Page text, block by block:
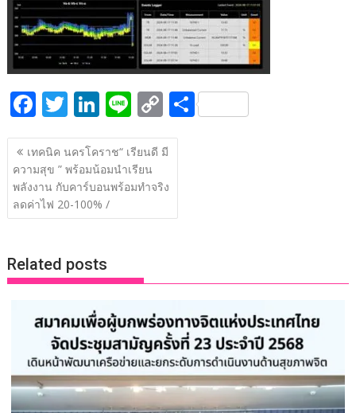
F
ac
e
b
o
k
T
w
itt
er
Li
n
k
e
dI
Li
n
e
C
o
p
y
S
แนะแนว
เรื่อง
เทคนิค นครโคราช“ เรียนดี มี
ความสุข ” พร้อมน้อมนำเรียน
พลังงาน กับคาร์บอนพร้อมทำจริง
ลดค่าไฟ 20-100% /
Related posts